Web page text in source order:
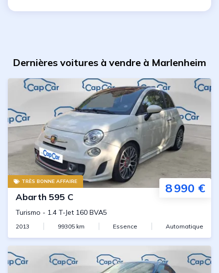
Dernières voitures à vendre à Marlenheim
TRÈS BONNE AFFAIRE 8 990 €
Abarth 595 C
Turismo - 1.4 T-Jet 160 BVA5
2013 99305 km Essence Automatique